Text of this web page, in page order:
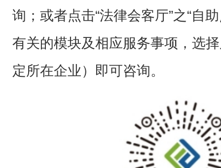
询；或者点击“法律会客厅”之“自
有关的模块及相应服务事项，选
定所在企业）即可咨询。